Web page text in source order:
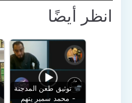
انظر أيضًا
توثيق طعن المدجنة
- محمد سمير يتهم